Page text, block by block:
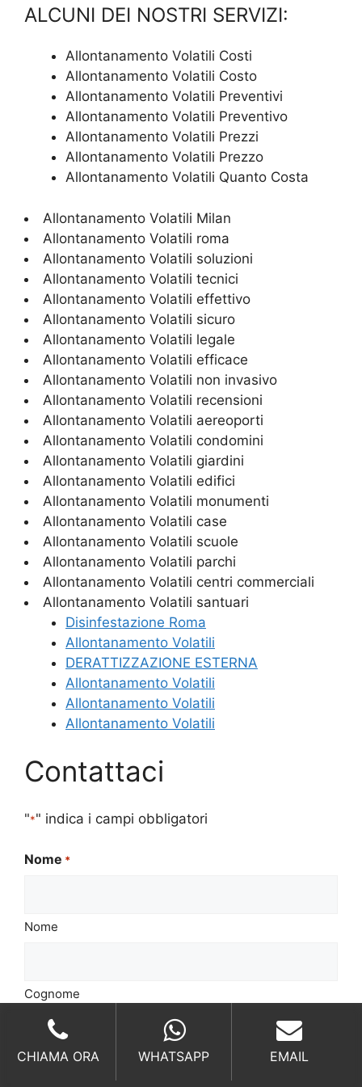
ALCUNI DEI NOSTRI SERVIZI:
Allontanamento Volatili Costi
Allontanamento Volatili Costo
Allontanamento Volatili Preventivi
Allontanamento Volatili Preventivo
Allontanamento Volatili Prezzi
Allontanamento Volatili Prezzo
Allontanamento Volatili Quanto Costa
Allontanamento Volatili Milan
Allontanamento Volatili roma
Allontanamento Volatili soluzioni
Allontanamento Volatili tecnici
Allontanamento Volatili effettivo
Allontanamento Volatili sicuro
Allontanamento Volatili legale
Allontanamento Volatili efficace
Allontanamento Volatili non invasivo
Allontanamento Volatili recensioni
Allontanamento Volatili aereoporti
Allontanamento Volatili condomini
Allontanamento Volatili giardini
Allontanamento Volatili edifici
Allontanamento Volatili monumenti
Allontanamento Volatili case
Allontanamento Volatili scuole
Allontanamento Volatili parchi
Allontanamento Volatili centri commerciali
Allontanamento Volatili santuari
Disinfestazione Roma
Allontanamento Volatili
DERATTIZZAZIONE ESTERNA
Allontanamento Volatili
Allontanamento Volatili
Allontanamento Volatili
Contattaci
"*" indica i campi obbligatori
Nome *
Nome
Cognome
Email *
CHIAMA ORA WHATSAPP EMAIL